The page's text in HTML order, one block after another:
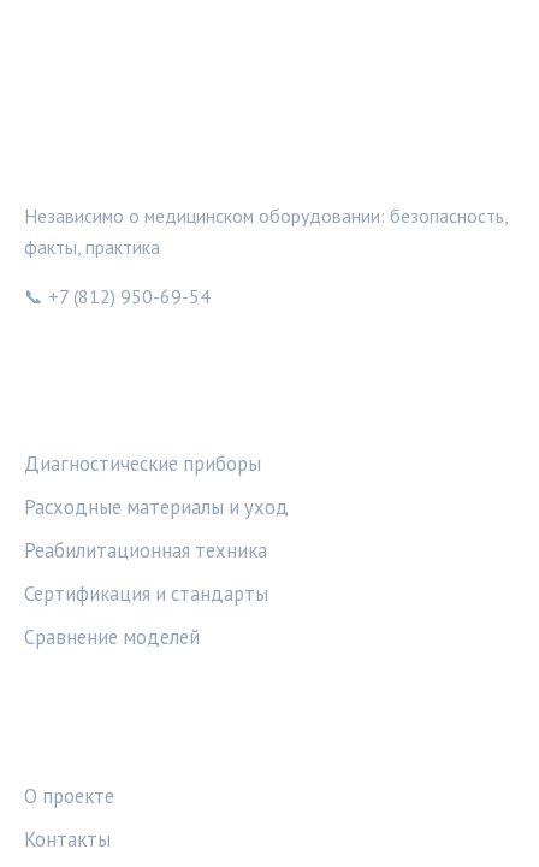
Независимо о медицинском оборудовании: безопасность,
факты, практика
📞 +7 (812) 950-69-54
Диагностические приборы
Расходные материалы и уход
Реабилитационная техника
Сертификация и стандарты
Сравнение моделей
О проекте
Контакты